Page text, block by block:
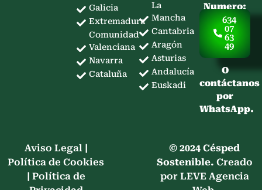
Galicia
Extremadura
Comunidad
Valenciana
Navarra
Cataluña
La
Mancha
Cantabria
Aragón
Asturias
Andalucía
Euskadi
Numero:
634
07
63
49
O
contáctanos
por
WhatsApp.
Aviso Legal |
Política de Cookies
| Política de
© 2024 Césped
Sostenible. Creado
por LEVE Agencia